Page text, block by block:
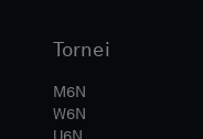
Tornei
M6N
W6N